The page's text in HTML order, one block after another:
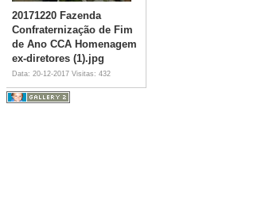
20171220 Fazenda
Confraternização de Fim
de Ano CCA Homenagem
ex-diretores (1).jpg
Data: 20-12-2017 Visitas: 432